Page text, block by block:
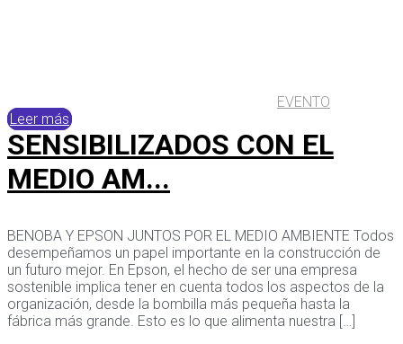
EVENTO
Leer más
SENSIBILIZADOS CON EL
MEDIO AM...
BENOBA Y EPSON JUNTOS POR EL MEDIO AMBIENTE Todos
desempeñamos un papel importante en la construcción de
un futuro mejor. En Epson, el hecho de ser una empresa
sostenible implica tener en cuenta todos los aspectos de la
organización, desde la bombilla más pequeña hasta la
fábrica más grande. Esto es lo que alimenta nuestra […]